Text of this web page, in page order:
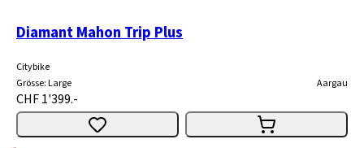
Diamant Mahon Trip Plus
Citybike
Grösse:Large Aargau
CHF 1'399.-